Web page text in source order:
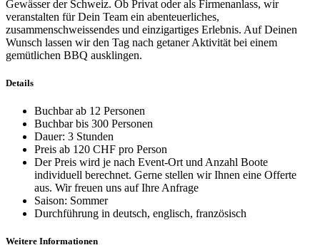
Gewässer der Schweiz. Ob Privat oder als Firmenanlass, wir
veranstalten für Dein Team ein abenteuerliches,
zusammenschweissendes und einzigartiges Erlebnis. Auf Deinen
Wunsch lassen wir den Tag nach getaner Aktivität bei einem
gemütlichen BBQ ausklingen.
Details
Buchbar ab 12 Personen
Buchbar bis 300 Personen
Dauer: 3 Stunden
Preis ab 120 CHF pro Person
Der Preis wird je nach Event-Ort und Anzahl Boote
individuell berechnet. Gerne stellen wir Ihnen eine Offerte
aus. Wir freuen uns auf Ihre Anfrage
Saison: Sommer
Durchführung in deutsch, englisch, französisch
Weitere Informationen